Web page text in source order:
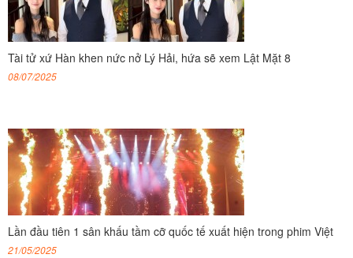
Tài tử xứ Hàn khen nức nở Lý Hải, hứa sẽ xem Lật Mặt 8
08/07/2025
Lần đầu tiên 1 sân khấu tầm cỡ quốc tế xuất hiện trong phim Việt
21/05/2025